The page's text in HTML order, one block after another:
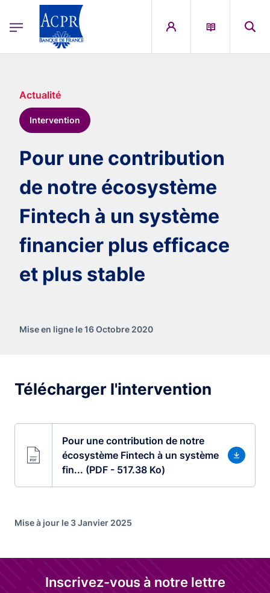
ACPR Menu Principal (French)
Actualité
Intervention
Pour une contribution
de notre écosystème
Fintech à un système
financier plus efficace
et plus stable
Mise en ligne le 16 Octobre 2020
Télécharger l'intervention
Pour une contribution de notre
écosystème Fintech à un système
fin... (PDF - 517.38 Ko)
Mise à jour le 3 Janvier 2025
Inscrivez-vous à notre lettre